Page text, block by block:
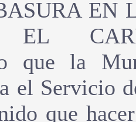
EN
EL
que la
el Servicio
que